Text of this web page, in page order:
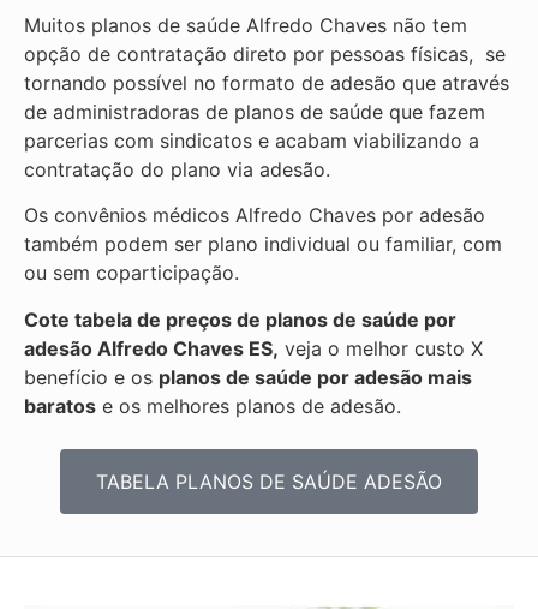
Muitos planos de saúde Alfredo Chaves não tem
opção de contratação direto por pessoas físicas, se
tornando possível no formato de adesão que através
de administradoras de planos de saúde que fazem
parcerias com sindicatos e acabam viabilizando a
contratação do plano via adesão.
Os convênios médicos Alfredo Chaves por adesão
também podem ser plano individual ou familiar, com
ou sem coparticipação.
Cote tabela de preços de planos de saúde por
adesão Alfredo Chaves ES, veja o melhor custo X
benefício e os planos de saúde por adesão mais
baratos e os melhores planos de adesão.
TABELA PLANOS DE SAÚDE ADESÃO